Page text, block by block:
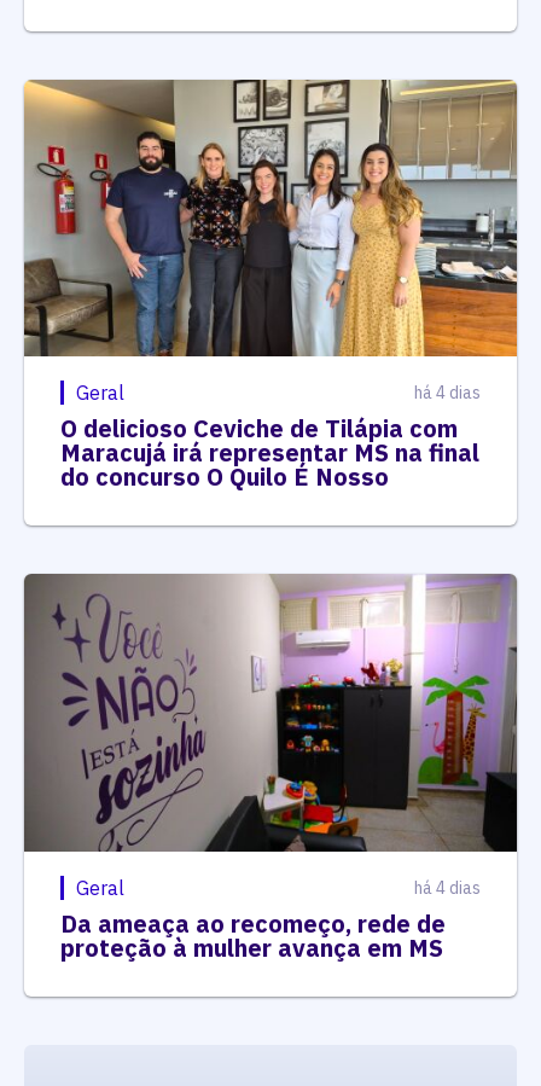
Geral há 4 dias
O delicioso Ceviche de Tilápia com
Maracujá irá representar MS na final
do concurso O Quilo É Nosso
Geral há 4 dias
Da ameaça ao recomeço, rede de
proteção à mulher avança em MS